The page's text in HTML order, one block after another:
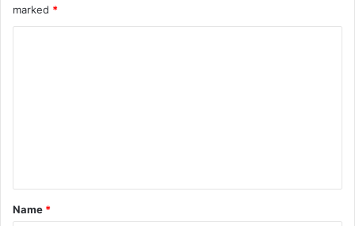
marked *
*
Name *